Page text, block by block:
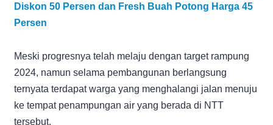
Diskon 50 Persen dan Fresh Buah Potong Harga 45
Persen
Meski progresnya telah melaju dengan target rampung
2024, namun selama pembangunan berlangsung
ternyata terdapat warga yang menghalangi jalan menuju
ke tempat penampungan air yang berada di NTT
tersebut.